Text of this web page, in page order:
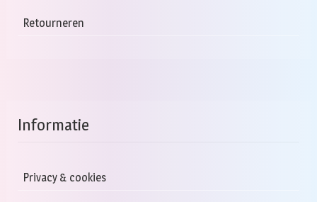
Retourneren
Informatie
Privacy & cookies